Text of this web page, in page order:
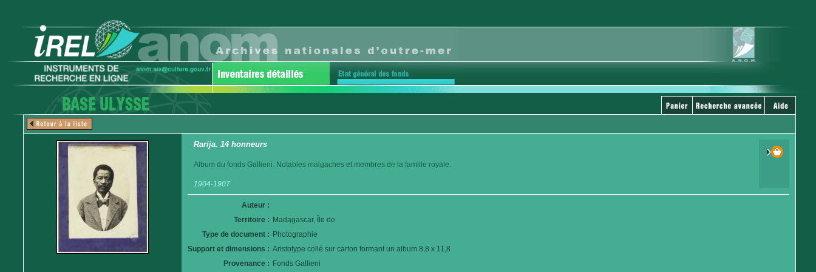
Rarija. 14 honneurs
Album du fonds Gallieni. Notables malgaches et membres de la famille royale.
1904-1907
Auteur :
Territoire : Madagascar, Île de
Type de document : Photographie
Support et dimensions : Aristotype collé sur carton formant un album 8,8 x 11,8
Provenance : Fonds Gallieni